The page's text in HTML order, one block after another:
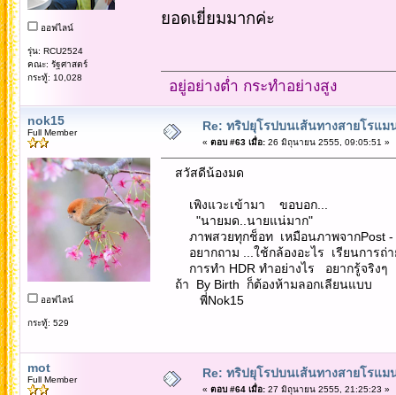
ออฟไลน์
รุ่น: RCU2524
คณะ: รัฐศาสตร์
กระทู้: 10,028
ยอดเยี่ยมมากค่ะ
อยู่อย่างต่ำ กระทำอย่างสูง
nok15
Full Member
ออฟไลน์
กระทู้: 529
Re: ทริปยุโรปบนเส้นทางสายโรแม
« ตอบ #63 เมื่อ:26 มิถุนายน 2555, 09:05:51 »
สวัสดีน้องมด
เพิงแวะเข้ามา ขอบอก...
"นายมด..นายแน่มาก"
ภาพสวยทุกช็อท เหมือนภาพจากPost -
อยากถาม ...ใช้กล้องอะไร เรียนการถ่า
การทำ HDR ทำอย่างไร อยากรู้จริงๆ
ถ้า By Birth ก็ต้องห้ามลอกเลียนแบบ
พี่Nok15
mot
Full Member Re: ทริปยุโรปบนเส้นทางสายโรแม
« ตอบ #64 เมื่อ:27 มิถุนายน 2555, 21:25:23 »